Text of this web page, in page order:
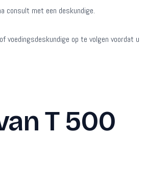
consult met een deskundige.
voedingsdeskundige op te volgen voordat u
T 500